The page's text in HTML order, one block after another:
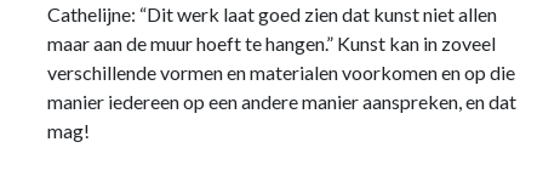
Cathelijne: “Dit werk laat goed zien dat kunst niet allen
maar aan de muur hoeft te hangen.” Kunst kan in zoveel
verschillende vormen en materialen voorkomen en op die
manier iedereen op een andere manier aanspreken, en dat
mag!